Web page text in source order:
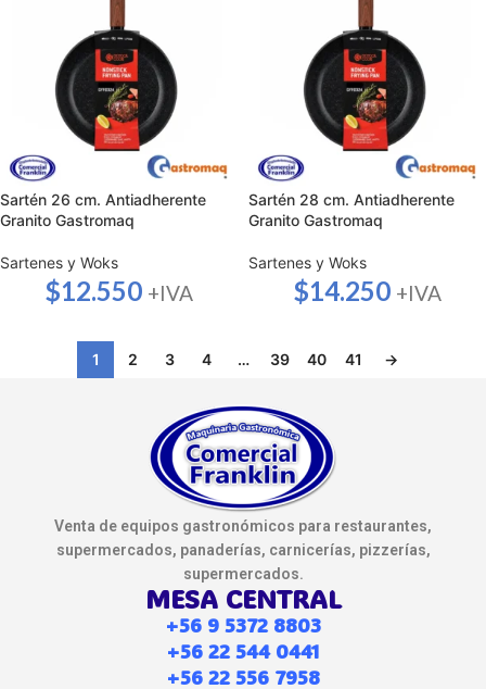
Sartén 26 cm. Antiadherente
Granito Gastromaq
Sartenes y Woks
$12.550 +IVA
Sartén 28 cm. Antiadherente
Granito Gastromaq
Sartenes y Woks
$14.250 +IVA
1 2 3 4 … 39 40 41 →
Venta de equipos gastronómicos para restaurantes,
supermercados, panaderías, carnicerías, pizzerías,
supermercados.
MESA CENTRAL
+56 9 5372 8803
+56 22 544 0441
+56 22 556 7958